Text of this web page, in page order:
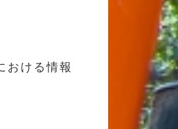
おける情報